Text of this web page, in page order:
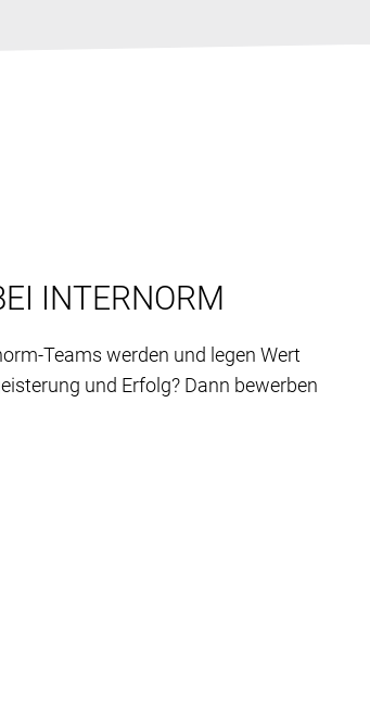
INTERNORM
Teams werden und legen Wert
und Erfolg? Dann bewerben